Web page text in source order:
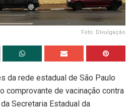
Foto: Divulgação
da rede estadual de São Paulo
comprovante de vacinação contra
Secretaria Estadual da